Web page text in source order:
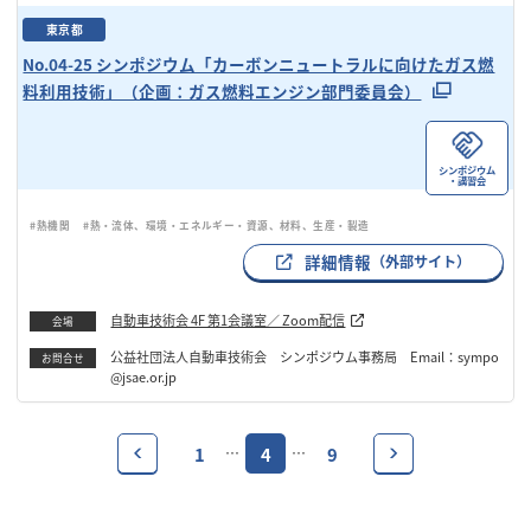
東京都
No.04-25 シンポジウム「カーボンニュートラルに向けたガス燃
料利用技術」（企画：ガス燃料エンジン部門委員会）
シンポジウム
・講習会
#熱機関 #熱・流体、環境・エネルギー・資源、材料、生産・製造
詳細情報 （外部サイト）
会場 自動車技術会 4F 第1会議室／ Zoom配信
お問合せ
公益社団法人自動車技術会 シンポジウム事務局 Email：sympo
@jsae.or.jp
1 … 4 … 9